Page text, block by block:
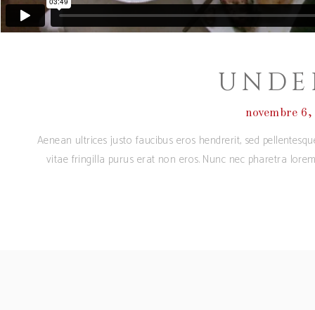
novembre
Aenean ultrices justo faucibus eros hendrerit, sed
vitae fringilla purus erat non eros. Nunc nec pharetra